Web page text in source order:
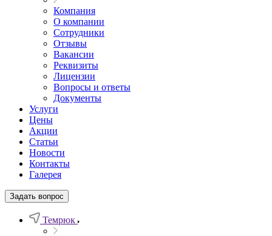
Компания
О компании
Сотрудники
Отзывы
Вакансии
Реквизиты
Лицензии
Вопросы и ответы
Документы
Услуги
Цены
Акции
Статьи
Новости
Контакты
Галерея
Задать вопрос
Темрюк